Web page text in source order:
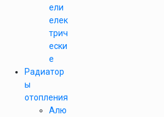
ели
елек
трич
ески
е
Радиатор
ы
отопления
Алю